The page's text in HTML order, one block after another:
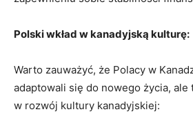
Polski wkład w kanadyjską kulturę:
Warto zauważyć, że Polacy w
adaptowali się do nowego życia, ale
w rozwój kultury kanadyjskiej: